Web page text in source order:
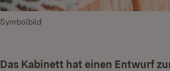
Symbolbild
Das Kabinett hat einen Entwurf